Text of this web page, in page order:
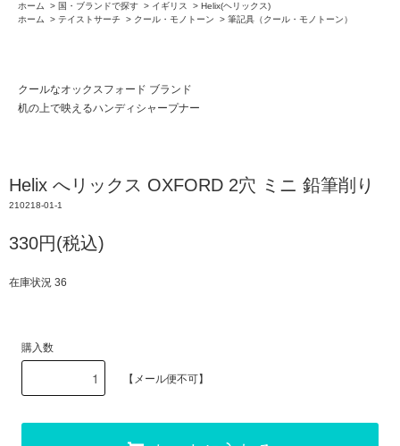
ホーム
> 国・ブランドで探す > イギリス > Helix(ヘリックス)
ホーム
> テイストサーチ > クール・モノトーン > 筆記具（クール・モノトーン）
クールなオックスフォード ブランド
机の上で映えるハンディシャープナー
Helix へリックス OXFORD 2穴 ミニ 鉛筆削り
210218-01-1
330円(税込)
在庫状況 36
購入数
【メール便不可】